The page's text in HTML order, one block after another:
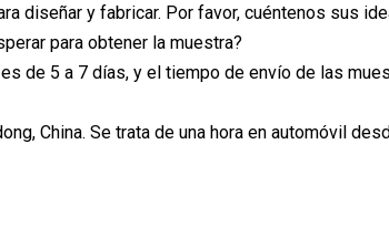
diseñar y fabricar. Por favor, cuéntenos sus
para obtener la muestra?
de 5 a 7 días, y el tiempo de envío de las
China. Se trata de una hora en automóvil